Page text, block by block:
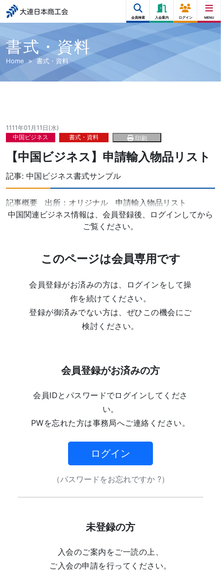
大連日本商工会
会員検索 入会案内 ログイン MENU
書式・資料
Home 書式・資料
1111年01月11日(水)
中国ビジネス
書式・資料 印刷
【中国ビジネス】申請輸入物品リスト
記事: 中国ビジネス書式サンプル
記事概要 出所：オリジナル 申請輸入物品リスト
中国関連ビジネス情報は、会員登録後、ログインしてから
ご覧ください。
このページは会員専用です
会員登録がお済みの方は、ログインをして操
作を続けてください。
登録が御済みでない方は、ぜひこの機会にご
検討ください。
会員登録がお済みの方
会員IDとパスワードでログインしてくださ
い。
PWを忘れた方は事務局へご連絡ください。
ログイン
（パスワードをお忘れですか ?）
未登録の方
入会のご案内をご一読の上、
ご入会の申請を行ってください。